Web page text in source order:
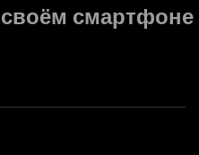
смартфоне